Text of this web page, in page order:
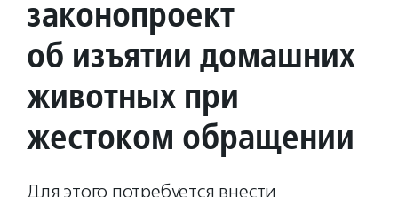
законопроект
об изъятии домашних
животных при
жестоком обращении
Для этого потребуется внести